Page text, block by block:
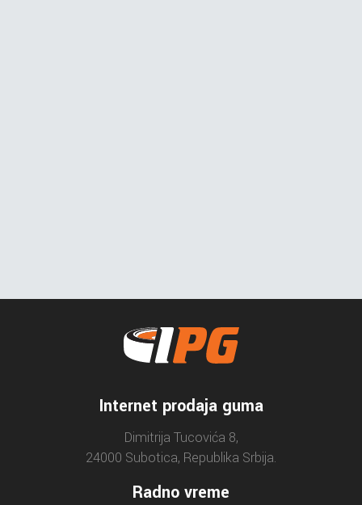
Internet prodaja guma
Dimitrija Tucovića 8,
24000 Subotica, Republika Srbija.
Radno vreme